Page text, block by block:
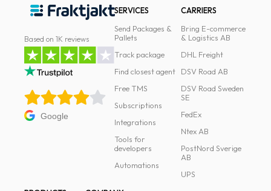
Terms
conditions
Privacy
Prohibited
and
dangerous
Based on 1K reviews
Google
SERVICES
Send Packages &
Pallets
Track package
Find closest agent
Free TMS
Subscriptions
Integrations
Tools for
developers
Automations
CARRIERS
Bring E-commerce
& Logistics AB
DHL Freight
DSV Road AB
DSV Road Sweden
SE
FedEx
Ntex AB
PostNord Sverige
AB
UPS